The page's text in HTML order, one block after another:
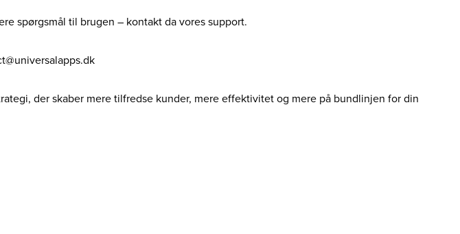
spørgsmål til brugen – kontakt da vores support.
der skaber mere tilfredse kunder, mere effektivitet og mere på bundlinjen for din